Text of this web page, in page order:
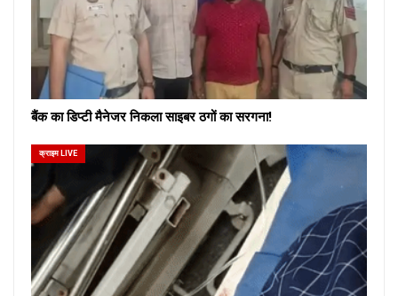
बैंक का डिप्टी मैनेजर निकला साइबर ठगों का सरगना!
क्राइम LIVE